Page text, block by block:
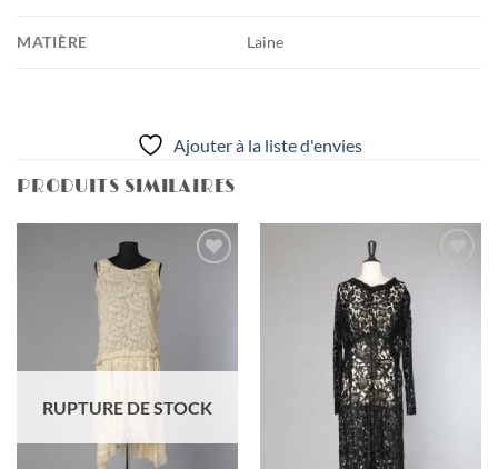
MATIÈRE Laine
Ajouter à la liste d'envies
PRODUITS SIMILAIRES
RUPTURE DE STOCK